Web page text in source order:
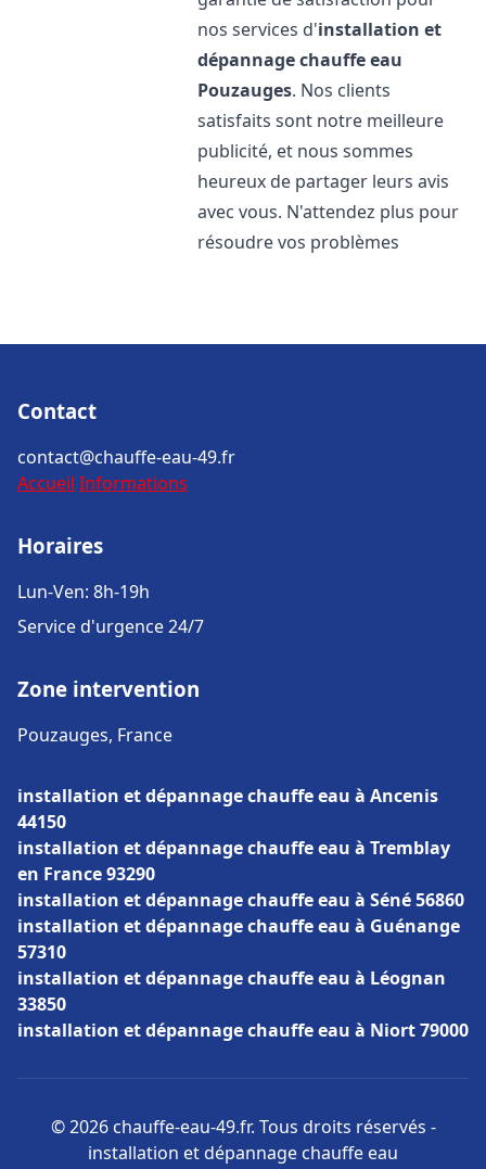
nos services d'installation et
dépannage chauffe eau
Pouzauges. Nos clients
satisfaits sont notre meilleure
publicité, et nous sommes
heureux de partager leurs avis
avec vous. N'attendez plus pour
résoudre vos problèmes
Contact
contact@chauffe-eau-49.fr
Accueil Informations
Horaires
Lun-Ven: 8h-19h
Service d'urgence 24/7
Zone intervention
Pouzauges, France
installation et dépannage chauffe eau à Ancenis
44150
installation et dépannage chauffe eau à Tremblay
en France 93290
installation et dépannage chauffe eau à Séné 56860
installation et dépannage chauffe eau à Guénange
57310
installation et dépannage chauffe eau à Léognan
33850
installation et dépannage chauffe eau à Niort 79000
© 2026 chauffe-eau-49.fr. Tous droits réservés -
installation et dépannage chauffe eau